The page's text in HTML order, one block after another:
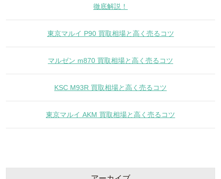
徹底解説！
東京マルイ P90 買取相場と高く売るコツ
マルゼン m870 買取相場と高く売るコツ
KSC M93R 買取相場と高く売るコツ
東京マルイ AKM 買取相場と高く売るコツ